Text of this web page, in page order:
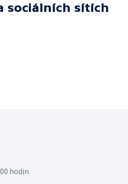
sociálních sítích
hodin